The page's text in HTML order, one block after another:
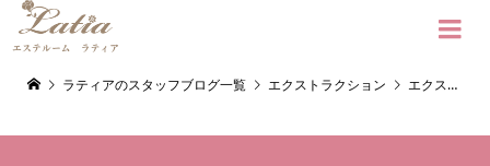

ラティアのスタッフブログ一覧 エクストラクション エクストラクションについて